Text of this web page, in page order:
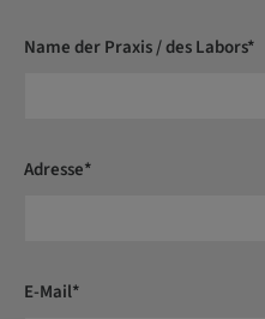
Name der Praxis / des Labors*
Adresse*
E-Mail*